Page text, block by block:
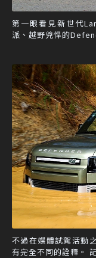
第一眼看見新世代
派、越野兇悍的
不過在媒體試駕活動
有完全不同的詮釋。